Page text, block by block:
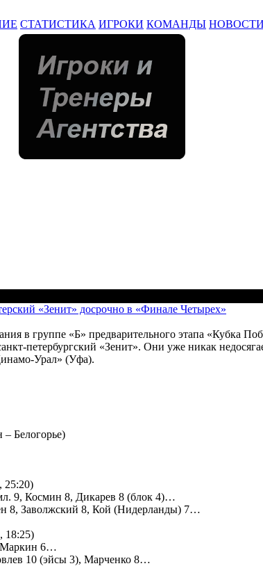
СТАТИСТИКА ИГРОКИ КОМАНДЫ НОВОСТИ
«Зенит» досрочно в «Финале Четырех»
в группе «Б» предварительного этапа «Кубка
петербургский «Зенит». Они уже никак
Урал» (Уфа).
– Белогорье)
25:20)
9, Космин 8, Дикарев 8 (блок 4)…
8, Заволжский 8, Кой (Нидерланды) 7…
18:25)
Маркин 6…
10 (эйсы 3), Марченко 8…